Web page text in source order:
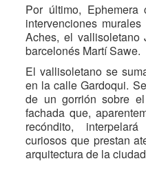
Por último,
intervenciones
Aches, el vallisoletano
barcelonés Martí Sawe.
El vallisoletano se
en la calle Gardoqui.
de un gorrión sobre
fachada que,
recóndito,
curiosos que prestan
arquitectura de la